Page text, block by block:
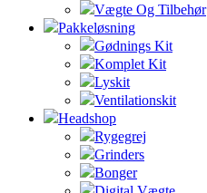
Vægte Og Tilbehør
Pakkeløsning
Gødnings Kit
Komplet Kit
Lyskit
Ventilationskit
Headshop
Rygegrej
Grinders
Bonger